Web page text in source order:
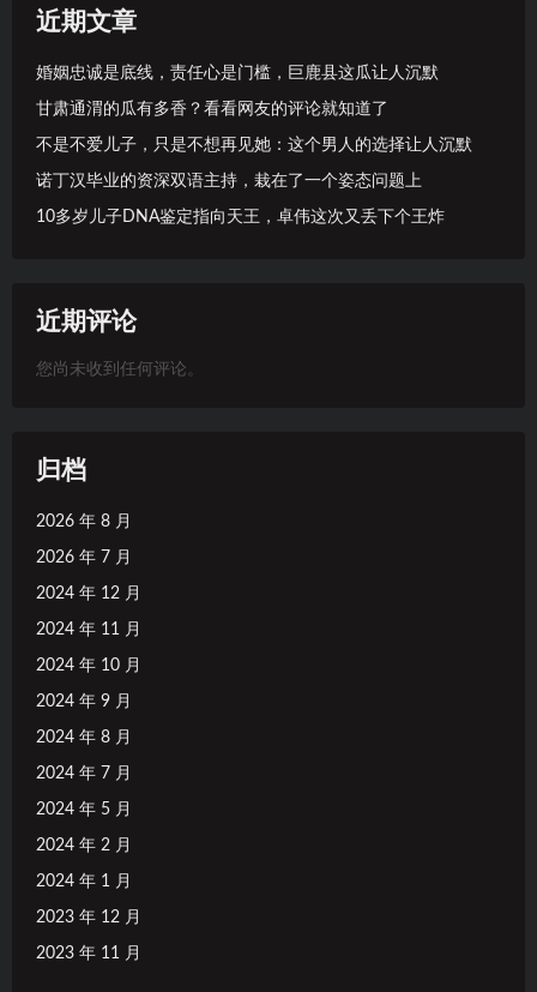
近期文章
婚姻忠诚是底线，责任心是门槛，巨鹿县这瓜让人沉默
甘肃通渭的瓜有多香？看看网友的评论就知道了
不是不爱儿子，只是不想再见她：这个男人的选择让人沉默
诺丁汉毕业的资深双语主持，栽在了一个姿态问题上
10多岁儿子DNA鉴定指向天王，卓伟这次又丢下个王炸
近期评论
您尚未收到任何评论。
归档
2026 年 8 月
2026 年 7 月
2024 年 12 月
2024 年 11 月
2024 年 10 月
2024 年 9 月
2024 年 8 月
2024 年 7 月
2024 年 5 月
2024 年 2 月
2024 年 1 月
2023 年 12 月
2023 年 11 月